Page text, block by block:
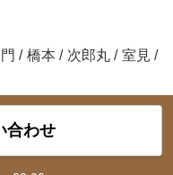
/ 橋本 / 次郎丸 / 室見 /
合わせ